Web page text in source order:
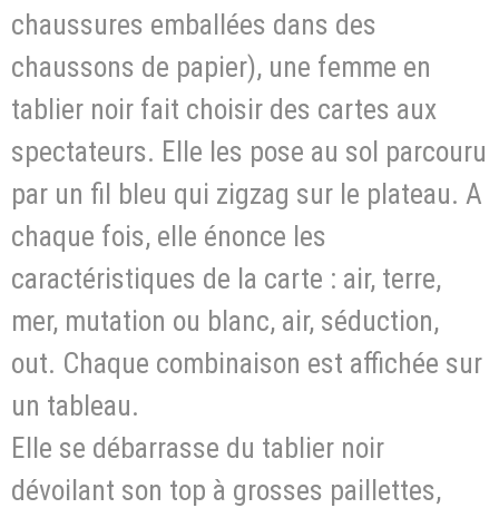
chaussures emballées dans des
chaussons de papier), une femme en
tablier noir fait choisir des cartes aux
spectateurs. Elle les pose au sol parcouru
par un fil bleu qui zigzag sur le plateau. A
chaque fois, elle énonce les
caractéristiques de la carte : air, terre,
mer, mutation ou blanc, air, séduction,
out. Chaque combinaison est affichée sur
un tableau.
Elle se débarrasse du tablier noir
dévoilant son top à grosses paillettes,